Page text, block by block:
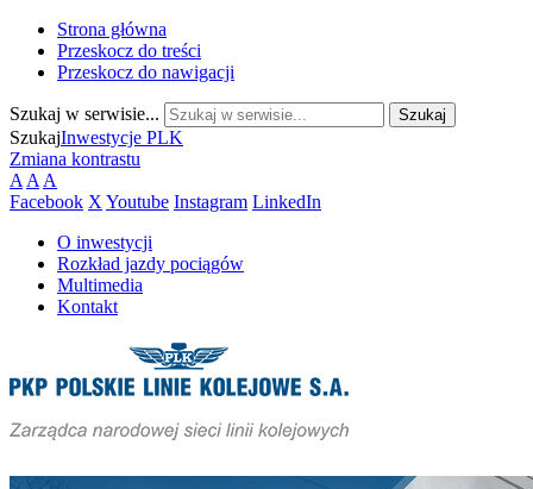
Strona główna
Przeskocz do treści
Przeskocz do nawigacji
Szukaj w serwisie...
SzukajInwestycje PLK
Zmiana kontrastu
A A A
Facebook X Youtube Instagram LinkedIn
O inwestycji
Rozkład jazdy pociągów
Multimedia
Kontakt